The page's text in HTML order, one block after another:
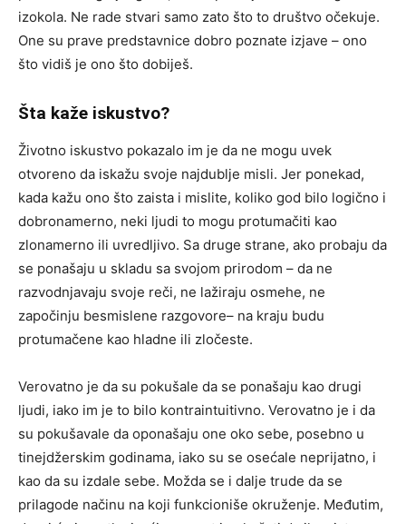
izokola. Ne rade stvari samo zato što to društvo očekuje.
One su prave predstavnice dobro poznate izjave – ono
što vidiš je ono što dobiješ.
Šta kaže iskustvo?
Životno iskustvo pokazalo im je da ne mogu uvek
otvoreno da iskažu svoje najdublje misli. Jer ponekad,
kada kažu ono što zaista i mislite, koliko god bilo logično i
dobronamerno, neki ljudi to mogu protumačiti kao
zlonamerno ili uvredljivo. Sa druge strane, ako probaju da
se ponašaju u skladu sa svojom prirodom – da ne
razvodnjavaju svoje reči, ne lažiraju osmehe, ne
započinju besmislene razgovore– na kraju budu
protumačene kao hladne ili zločeste.
Verovatno je da su pokušale da se ponašaju kao drugi
ljudi, iako im je to bilo kontraintuitivno. Verovatno je i da
su pokušavale da oponašaju one oko sebe, posebno u
tinejdžerskim godinama, iako su se osećale neprijatno, i
kao da su izdale sebe. Možda se i dalje trude da se
prilagode načinu na koji funkcioniše okruženje. Međutim,